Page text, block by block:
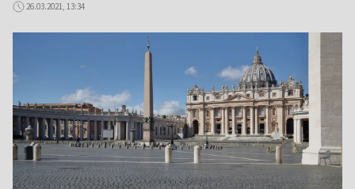
26.03.2021, 13:34